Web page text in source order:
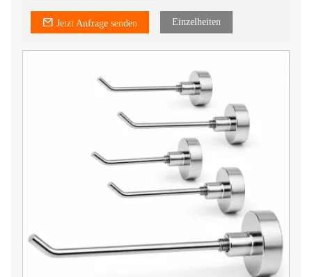
Jetzt Anfrage senden Einzelheiten